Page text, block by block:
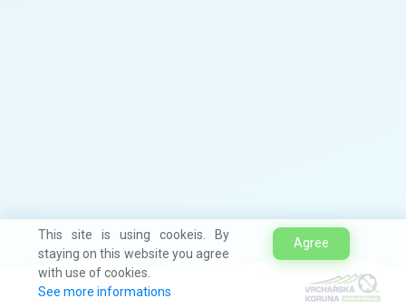
This site is using cookeis. By
staying on this website you agree
with use of cookies.
See more informations
Agree